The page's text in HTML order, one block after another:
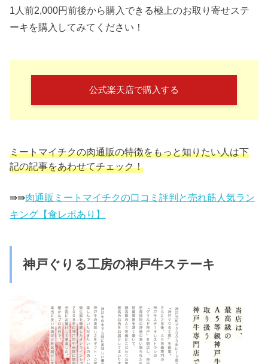
1人前2,000円前後から購入できる極上のお取り寄せステ
ーキを購入してみてください！
公式楽天店で購入する
ミートマイチクの肉通販の特徴をもっと知りたい人は下
記の記事をあわせてチェック！
⇛⇛肉通販ミートマイチクの口コミ評判と売れ筋人気ラン
キング【食レポあり】
神戸ぐりる工房の神戸牛ステーキ